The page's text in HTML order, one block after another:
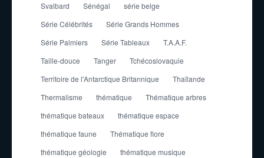
Svalbard
Sénégal
série belge
Série Célébrités
Série Grands Hommes
Série Palmiers
Série Tableaux
T.A.A.F.
Taille-douce
Tanger
Tchécoslovaquie
Territoire de l'Antarctique Britannique
Thaïlande
Thermalisme
thématique
Thématique arbres
thématique bateaux
thématique espace
thématique faune
Thématique flore
thématique géologie
thématique musique